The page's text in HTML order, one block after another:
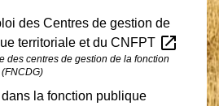
des Centres de gestion de
territoriale et du CNFPT open_in_new
des centres de gestion de la fonction
la fonction publique